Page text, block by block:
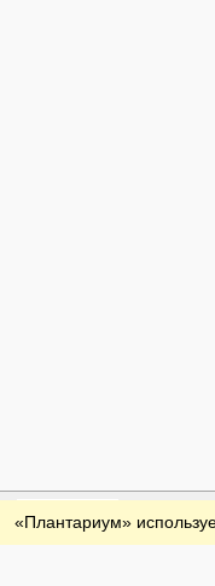
Обратная
«Плантариум»